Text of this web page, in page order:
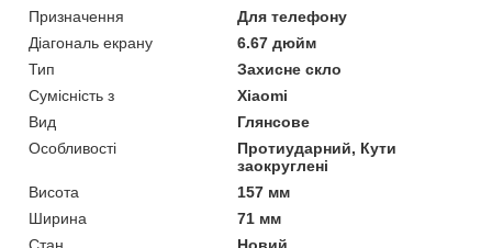
Призначення
Для телефону
Діагональ екрану
6.67 дюйм
Тип
Захисне скло
Сумісність з
Xiaomi
Вид
Глянсове
Особливості
Протиударний, Кути
заокруглені
Висота
157 мм
Ширина
71 мм
Стан
Новий